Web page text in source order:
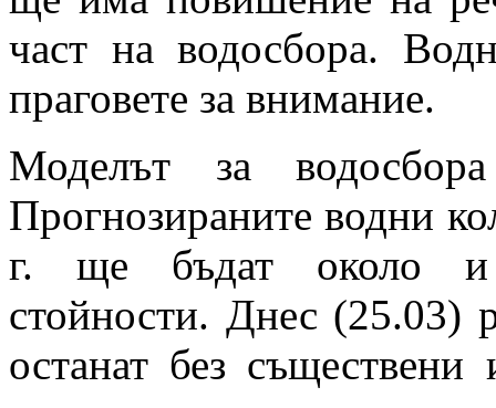
част на водосбора.
праговете за внимание.
Моделът за
Прогнозираните водни
г. ще бъдат около и
стойности. Днес (25.03)
останат без